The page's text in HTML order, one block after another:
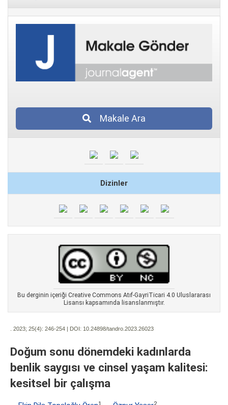
Makale Ara
Dizinler
Bu derginin içeriği Creative Commons Atıf-GayriTicari 4.0 Uluslararası
Lisansı kapsamında lisanslanmıştır.
. 2023; 25(4): 246-254 | DOI: 10.24898/tandro.2023.26023
Doğum sonu dönemdeki kadınlarda
benlik saygısı ve cinsel yaşam kalitesi:
kesitsel bir çalışma
1
2